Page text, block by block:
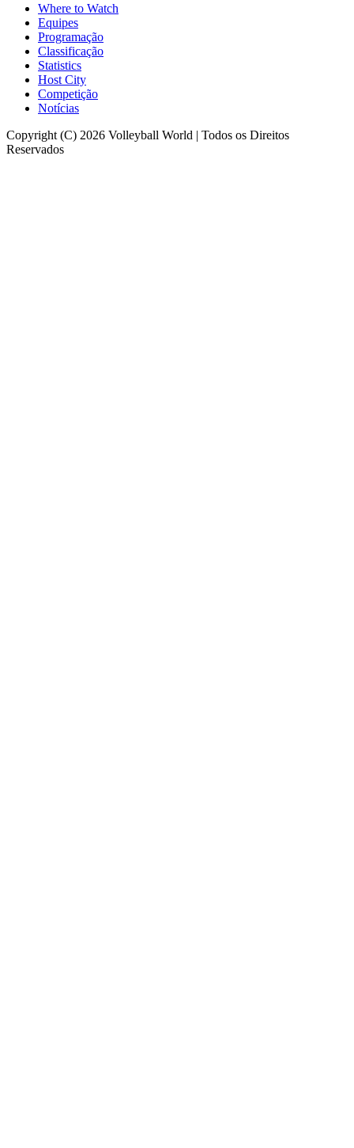
Where to Watch
Equipes
Programação
Classificação
Statistics
Host City
Competição
Notícias
Copyright (C) 2026 Volleyball World | Todos os Direitos
Reservados